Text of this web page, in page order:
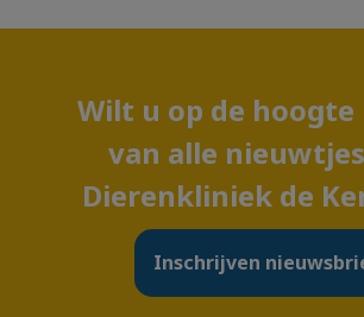
Wilt u op de hoogte
van alle
Dierenkliniek de
Inschrijven